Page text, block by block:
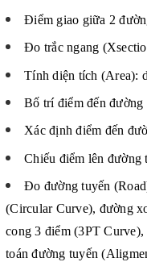
Điểm giao giữa 2
Đo trắc ngang
Tính diện tích (Area):
Bố trí điểm đến
Xác định điểm đến
Chiếu điểm lên đường
Đo đường tuyến
(Circular Curve), đường
cong 3 điểm (3PT
toán đường tuyến